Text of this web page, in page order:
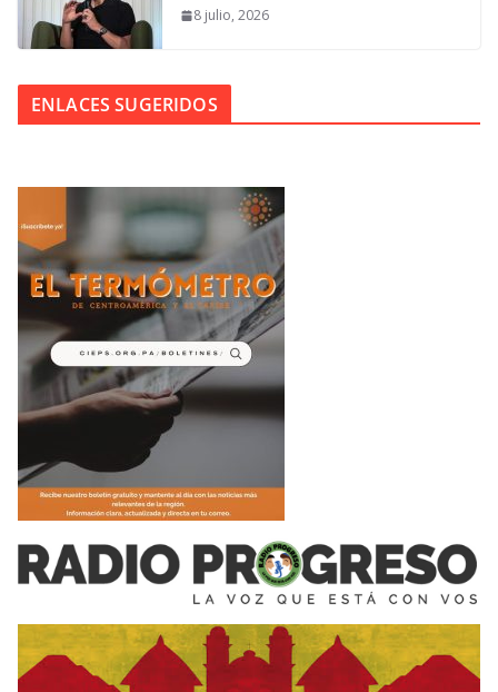
8 julio, 2026
ENLACES SUGERIDOS